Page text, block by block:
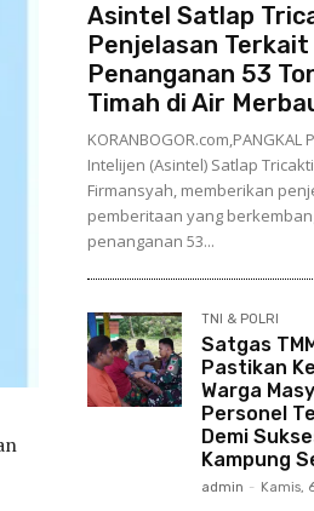
Asintel Satlap
Penjelasan Terkait
Penanganan 53
Timah di Air
KORANBOGOR.com,PANGKAL
Intelijen (Asintel) Satlap
Firmansyah, memberikan
pemberitaan yang
penanganan 53...
TNI & POLRI
Satgas
Pastikan
Warga
Personel
Demi
Kampung
admin - Kamis,